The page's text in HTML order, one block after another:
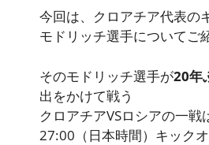
今回は、クロアチア代表の
モドリッチ選手についてご
そのモドリッチ選手が20年
出をかけて戦う
クロアチアVSロシアの一戦
27:00（日本時間）キック